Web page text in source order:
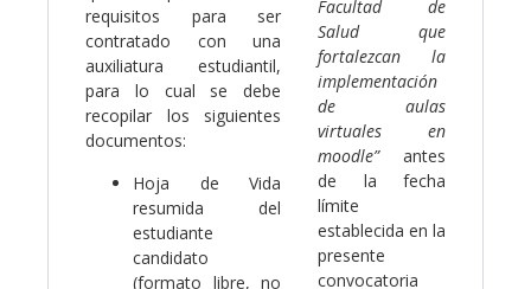
requisitos para ser
contratado con una
auxiliatura estudiantil,
para lo cual se debe
recopilar los siguientes
documentos:
Hoja de Vida
resumida del
estudiante
candidato
(formato libre, no
Facultad de
Salud que
fortalezcan la
implementación
de aulas
virtuales en
moodle” antes
de la fecha
límite
establecida en la
presente
convocatoria